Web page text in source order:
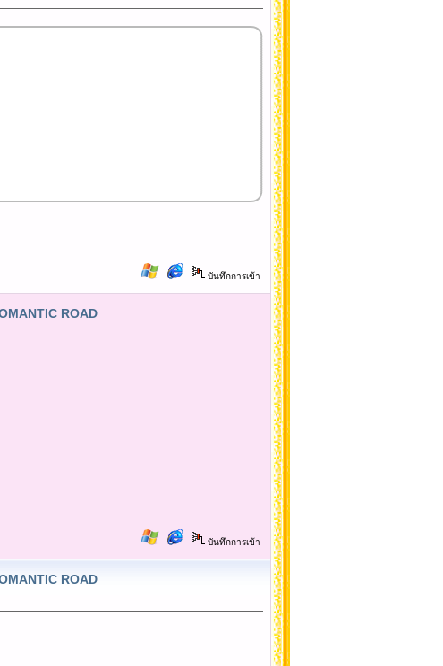
บันทึกการเข้า
ROAD
บันทึกการเข้า
ROAD